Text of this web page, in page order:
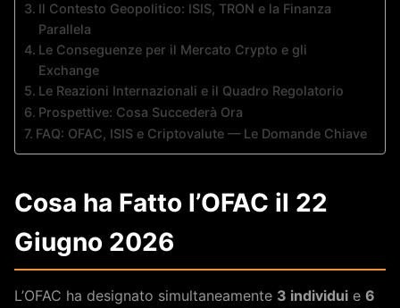
Il Contesto Geopolitico: ISIS, TRON e la Finanza
Parallela
Le Conseguenze per il Mercato Crypto e gli
Exchange
Le Reazioni Internazionali e il Quadro Regolatorio
Prospettive: Cosa Succederà Ora
FAQ: OFAC, ISIS e Criptovalute — Le Domande Chiave
Cosa ha Fatto l’OFAC il 22
Giugno 2026
L’OFAC ha designato simultaneamente 3 individui e 6